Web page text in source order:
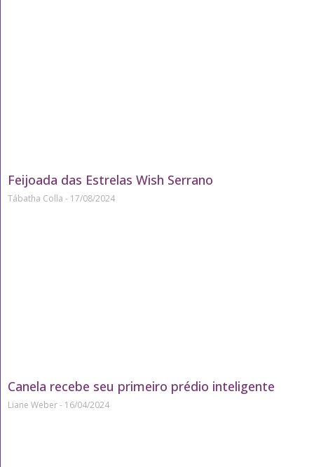
Feijoada das Estrelas Wish Serrano
Tábatha Colla 17/08/2024
Canela recebe seu primeiro prédio inteligente
Liane Weber 16/04/2024